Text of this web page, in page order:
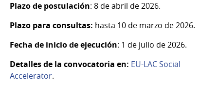
Plazo de postulación: 8 de abril de 2026.
Plazo para consultas: hasta 10 de marzo de 2026.
Fecha de inicio de ejecución: 1 de julio de 2026.
Detalles de la convocatoria en: EU-LAC Social
Accelerator.